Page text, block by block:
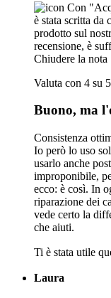
Con
è stata scritta da
prodotto sul
recensione, è
Chiudere la nota
Valuta con 4 su
Buono, ma
Consistenza
Io però lo uso
usarlo anche
improponibile,
ecco: è così. In
riparazione dei
vede certo la
che aiuti.
Ti è stata utile
Laura